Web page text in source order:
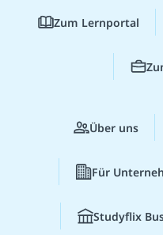
Zum Lernportal
Über uns
Für
Studyflix